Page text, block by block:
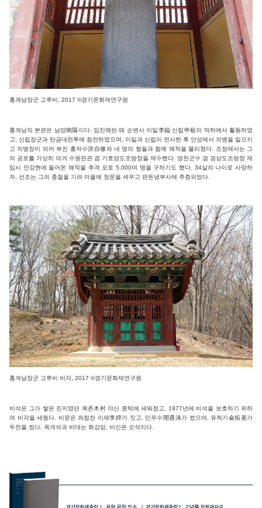
홍계남장군 고루비, 2017 ©경기문화재연구원
홍계남의 본관은 남양南陽이다. 임진왜란 때 순변사 이일李鎰·신립申砬의 막하에서 활동하였
고, 신립장군과 탄금대전투에 참전하였으며, 이일과 신립이 전사한 후 안성에서 의병을 일으키
고 의병장이 되어 부친 홍자수洪自修와 네 명의 형들과 함께 왜적을 물리쳤다. 조정에서는 그
의 공로를 가상히 여겨 수원판관 겸 기호양도조방장을 제수했다. 영천군수 겸 경상도조방장 재
임시 안강현에 들어온 왜적을 추격 포로 5,000여 명을 구하기도 했다. 34살의 나이로 사망하
자, 선조는 그의 충절을 기려 마을에 정문을 세우고 판돈녕부사에 추증되었다.
홍계남장군 고루비 비각, 2017 ©경기문화재연구원
비석은 그가 쌓은 진지였던 목촌木村 야산 중턱에 세워졌고, 1977년에 비석을 보호하기 위하
여 비각을 세웠다. 비문은 좌참찬 이재李縡가 짓고, 민우수閔遇洙가 썼으며, 유척기兪拓基가
두전을 썼다. 옥개석과 비대는 화강암, 비신은 오석이다.